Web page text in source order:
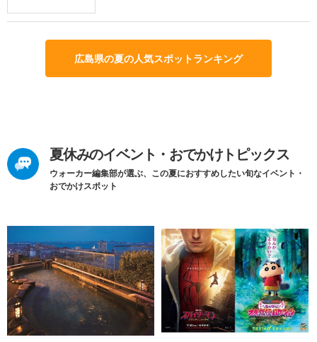
広島県の夏の人気スポットランキング
夏休みのイベント・おでかけトピックス
ウォーカー編集部が選ぶ、この夏におすすめしたい旬なイベント・
おでかけスポット